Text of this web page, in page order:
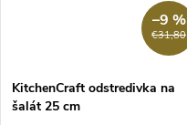
€31,80
–9 %
KitchenCraft odstredivka na
šalát 25 cm